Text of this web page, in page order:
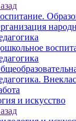
и искусство